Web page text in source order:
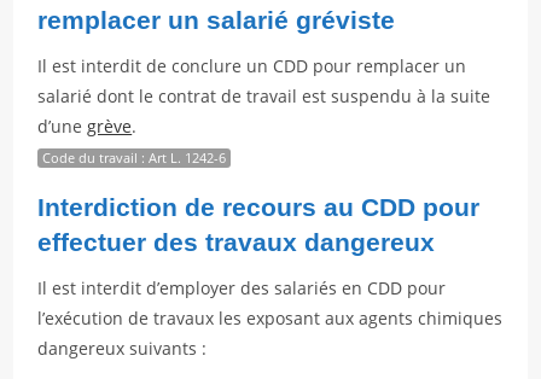
remplacer un salarié gréviste
Il est interdit de conclure un CDD pour remplacer un
salarié dont le contrat de travail est suspendu à la suite
d’unegrève.
Code du travail : Art L. 1242-6
Interdiction de recours au CDD pour
effectuer des travaux dangereux
Il est interdit d’employer des salariés en CDD pour
l’exécution de travaux les exposant aux agents chimiques
dangereux suivants :